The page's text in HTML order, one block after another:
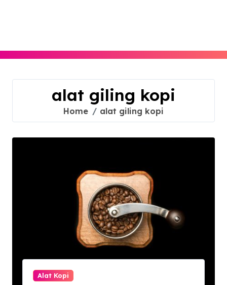
alat giling kopi
Home alat giling kopi
Alat Kopi